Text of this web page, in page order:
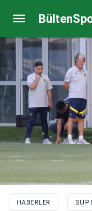
HABERLER
Trabzonspor için